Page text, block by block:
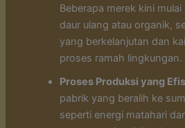
Beberapa merek kini
daur ulang atau organik,
yang berkelanjutan dan
proses ramah lingkungan.
Proses Produksi yang
pabrik yang beralih ke
seperti energi matahari